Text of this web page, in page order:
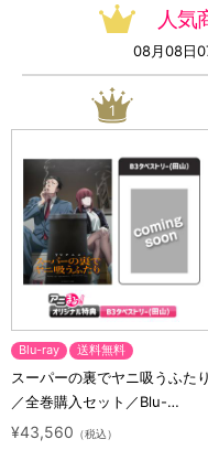
人気
08月08日
1
Blu-ray 送料無料
スーパーの裏でヤニ吸うふたり
／全巻購入セット／Blu-
ray（アニまるっ！オリジナル
¥43,560 （税込）